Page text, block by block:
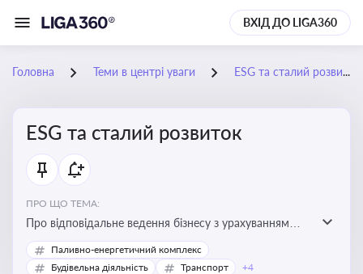
ВХІД ДО LIGA360
Головна Теми в центрі уваги ESG та сталий розвиток
ESG та сталий розвиток
ПРО ЩО ТЕМА:
Про відповідальне ведення бізнесу з урахуванням
екологічних, соціальних та управлінських факторів
для досягнення довгострокової сталості
Паливно-енергетичний комплекс
Будівельна діяльність
Транспорт +4